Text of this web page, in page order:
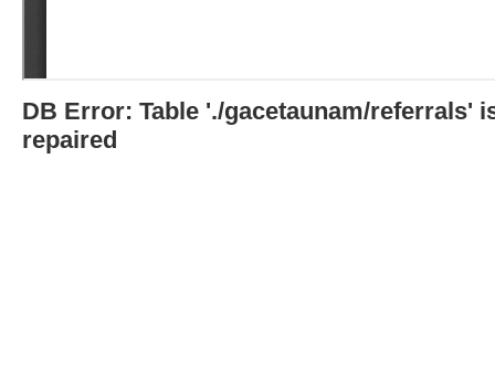
DB Error: Table './gacetaunam/referrals'
repaired